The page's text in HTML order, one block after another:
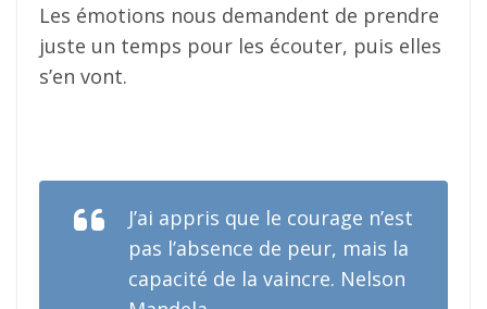
Les émotions nous demandent de prendre
juste un temps pour les écouter, puis elles
s’en vont.
J’ai appris que le courage n’est
pas l’absence de peur, mais la
capacité de la vaincre. Nelson